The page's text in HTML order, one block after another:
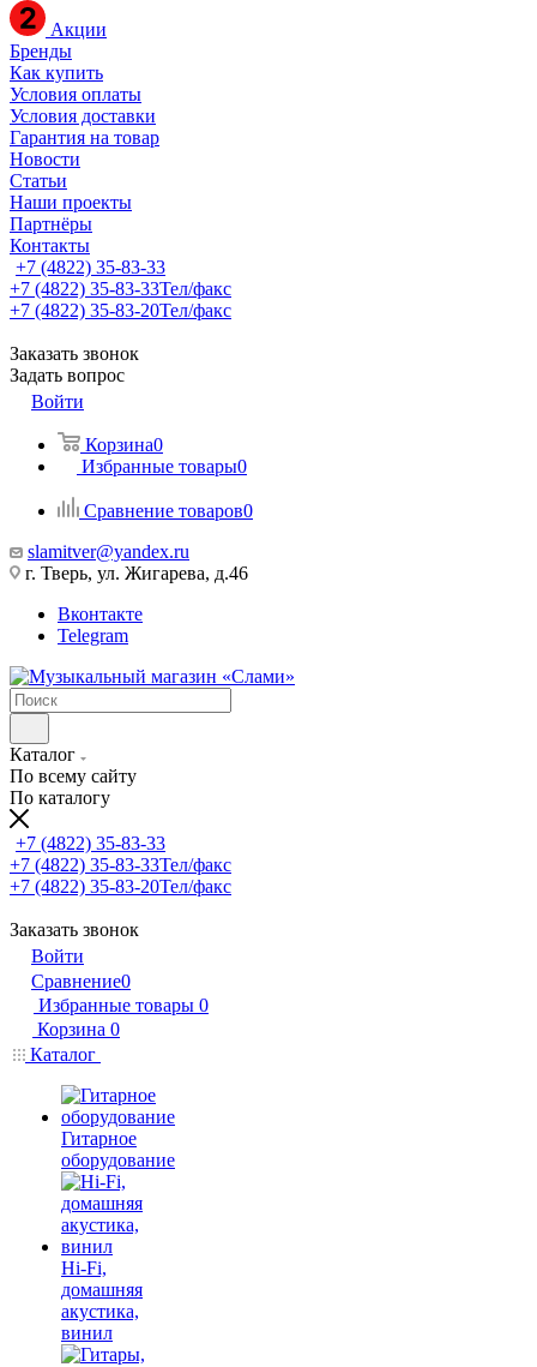
Акции
Бренды
Как купить
Условия оплаты
Условия доставки
Гарантия на товар
Новости
Статьи
Наши проекты
Партнёры
Контакты
+7 (4822) 35-83-33
+7 (4822) 35-83-33Тел/факс
+7 (4822) 35-83-20Тел/факс
Заказать звонок
Задать вопрос
Войти
Корзина0
Избранные товары0
Сравнение товаров0
slamitver@yandex.ru
г. Тверь, ул. Жигарева, д.46
Вконтакте
Telegram
Каталог
По всему сайту
По каталогу
+7 (4822) 35-83-33
+7 (4822) 35-83-33Тел/факс
+7 (4822) 35-83-20Тел/факс
Заказать звонок
Войти
Сравнение0
Избранные товары 0
Корзина 0
Каталог
Гитарное
оборудование
Hi-Fi,
домашняя
акустика,
винил